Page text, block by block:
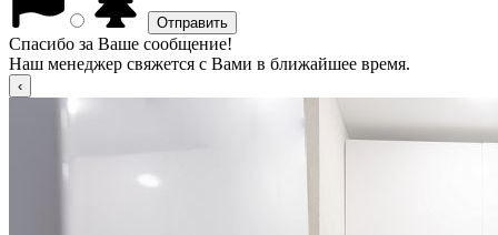
Спасибо за Ваше сообщение!
Наш менеджер свяжется с Вами в ближайшее время.